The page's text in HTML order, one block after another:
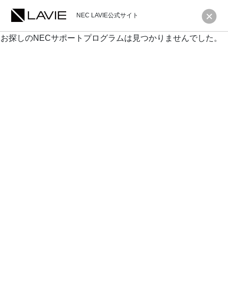
NEC LAVIE公式サイト
お探しのNECサポートプログラムは見つかりませんでした。